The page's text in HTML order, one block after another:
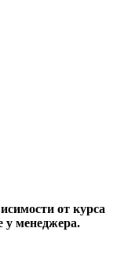
от курса
у менеджера.